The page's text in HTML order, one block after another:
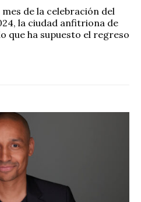
de la celebración del
la ciudad anfitriona de
que ha supuesto el regreso